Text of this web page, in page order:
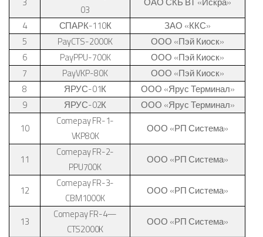
03
4
СПАРК-110К
ЗАО «ККС»
5
PayCTS-2000K
ООО «Пэй Киоск»
6
PayPPU-700K
ООО «Пэй Киоск»
7
PayVKP-80K
ООО «Пэй Киоск»
8
ЯРУС-01К
ООО «Ярус Терминал»
9
ЯРУС-02К
ООО «Ярус Терминал»
10
Comepay FR-1-
VKP80K
ООО «РП Система»
11
Comepay FR-2-
PPU700K
ООО «РП Система»
12
Comepay FR-3-
CBM1000K
ООО «РП Система»
13
Comepay FR-4—
CTS2000K
ООО «РП Система»